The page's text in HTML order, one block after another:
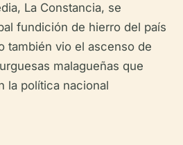
La Constancia, se
fundición de hierro del país
también vio el ascenso de
malagueñas que
la política nacional